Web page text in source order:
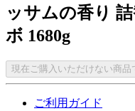
ッサムの香り
ボ 1680g
現在ご購入いただけない商品
ご利用ガイド